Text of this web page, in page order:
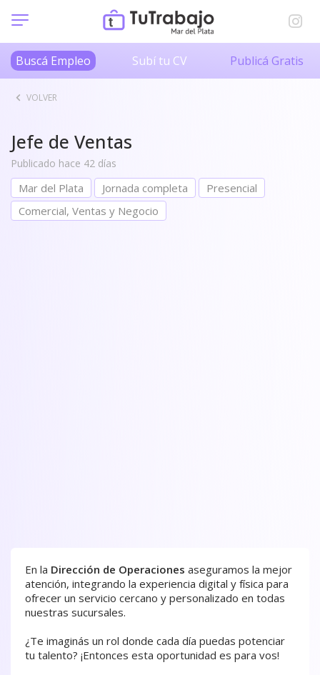
Buscá Empleo Subí tu CV Publicá Gratis
VOLVER
Jefe de Ventas
Publicado hace 42 días
Mar del Plata Jornada completa
Presencial
Comercial, Ventas y Negocio
En la Dirección de Operaciones aseguramos la mejor
atención, integrando la experiencia digital y física para
ofrecer un servicio cercano y personalizado en todas
nuestras sucursales.
¿Te imaginás un rol donde cada día puedas potenciar
tu talento? ¡Entonces esta oportunidad es para vos!